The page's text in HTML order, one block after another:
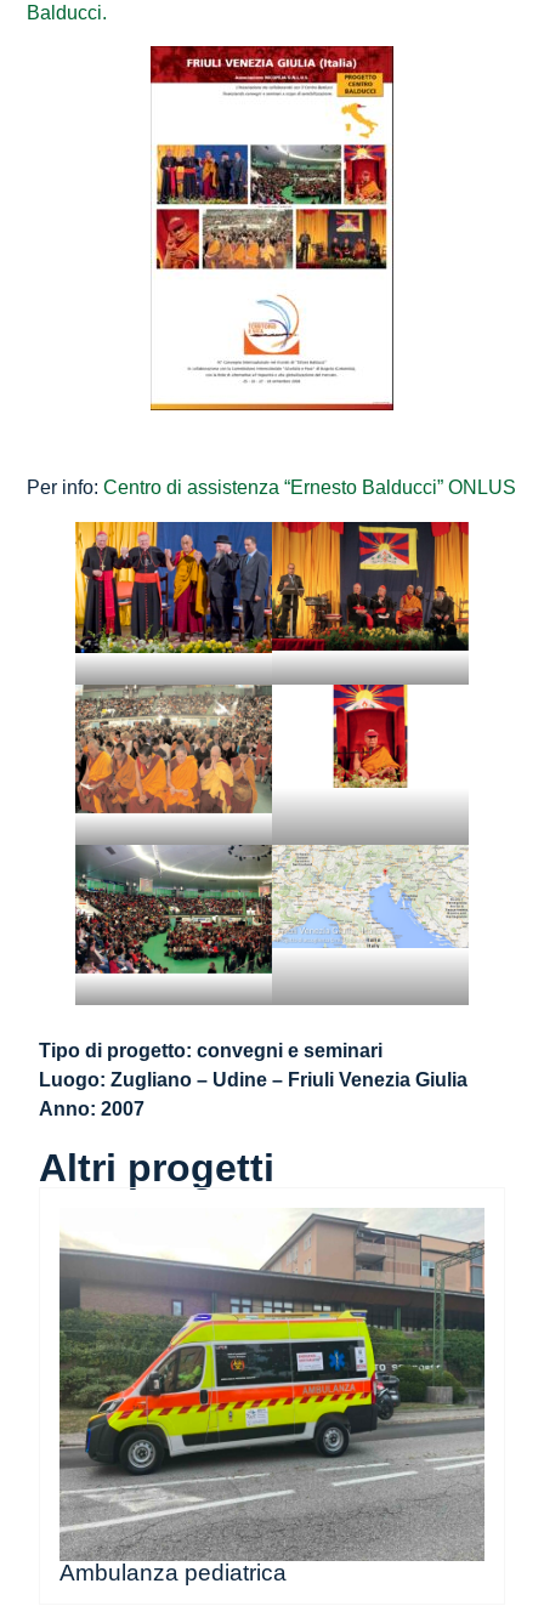
Balducci.
Per info:Centro di assistenza “Ernesto Balducci” ONLUS
Tipo di progetto: convegni e seminari
Luogo: Zugliano – Udine – Friuli Venezia Giulia
Anno: 2007
Altri progetti
Ambulanza pediatrica